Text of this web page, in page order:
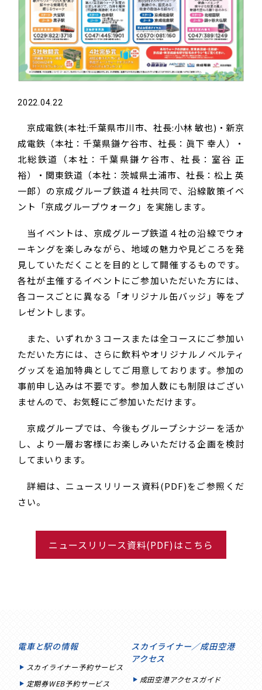
2022.04.22
京成電鉄(本社:千葉県市川市、社長:小林 敏也)・新京
成電鉄（本社：千葉県鎌ケ谷市、社長：眞下 幸人）・
北総鉄道（本社：千葉県鎌ケ谷市、社長：室谷 正
裕）・関東鉄道（本社：茨城県土浦市、社長：松上 英
一郎）の京成グループ鉄道４社共同で、沿線散策イベ
ント「京成グループウォーク」を実施します。
当イベントは、京成グループ鉄道４社の沿線でウォ
ーキングを楽しみながら、地域の魅力や見どころを発
見していただくことを目的として開催するものです。
各社が主催するイベントにご参加いただいた方には、
各コースごとに異なる「オリジナル缶バッジ」等をプ
レゼントします。
また、いずれか３コースまたは全コースにご参加い
ただいた方には、さらに飲料やオリジナルノベルティ
グッズを追加特典としてご用意しております。参加の
事前申し込みは不要です。参加人数にも制限はござい
ませんので、お気軽にご参加いただけます。
京成グループでは、今後もグループシナジーを活か
し、より一層お客様にお楽しみいただける企画を検討
してまいります。
詳細は、ニュースリリース資料(PDF)をご参照くだ
さい。
ニュースリリース資料(PDF)はこちら
電車と駅の情報
スカイライナー予約サービス
定期券WEB予約サービス
スカイライナー／成田空港
アクセス
成田空港アクセスガイド